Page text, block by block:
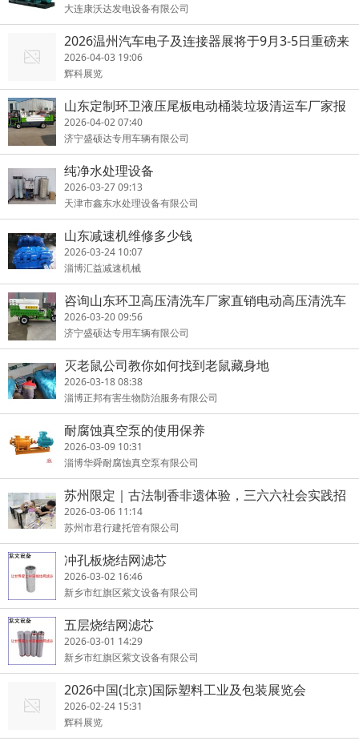
大连康沃达发电设备有限公司
2026温州汽车电子及连接器展将于9月3-5日重磅来
袭!
2026-04-03 19:06
辉科展览
山东定制环卫液压尾板电动桶装垃圾清运车厂家报
价价格多少钱辆
2026-04-02 07:40
济宁盛硕达专用车辆有限公司
纯净水处理设备
2026-03-27 09:13
天津市鑫东水处理设备有限公司
山东减速机维修多少钱
2026-03-24 10:07
淄博汇益减速机械
咨询山东环卫高压清洗车厂家直销电动高压清洗车
价格多少钱
2026-03-20 09:56
济宁盛硕达专用车辆有限公司
灭老鼠公司教你如何找到老鼠藏身地
2026-03-18 08:38
淄博正邦有害生物防治服务有限公司
耐腐蚀真空泵的使用保养
2026-03-09 10:31
淄博华舜耐腐蚀真空泵有限公司
苏州限定｜古法制香非遗体验，三六六社会实践招
募
2026-03-06 11:14
苏州市君行建托管有限公司
冲孔板烧结网滤芯
2026-03-02 16:46
新乡市红旗区紫文设备有限公司
五层烧结网滤芯
2026-03-01 14:29
新乡市红旗区紫文设备有限公司
2026中国(北京)国际塑料工业及包装展览会
2026-02-24 15:31
辉科展览